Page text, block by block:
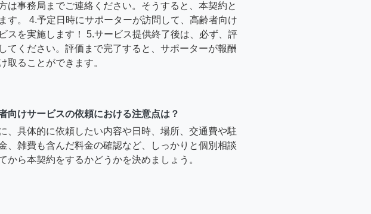
は事務局までご連絡ください。そうすると、本契約と
す。 4.予定日時にサポーターが訪問して、高齢者向け
スを実施します！ 5.サービス提供終了後は、必ず、評
てください。評価まで完了すると、サポーターが報酬
取ることができます。
向けサービスの依頼における注意点は？
、具体的に依頼したい内容や日時、場所、交通費や駐
、雑費も含んだ料金の確認など、しっかりと個別相談
から本契約をするかどうかを決めましょう。